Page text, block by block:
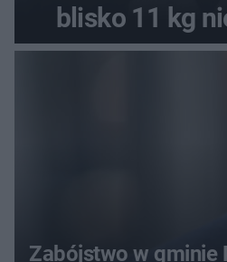
blisko 11 kg
Zabójstwo w gminie